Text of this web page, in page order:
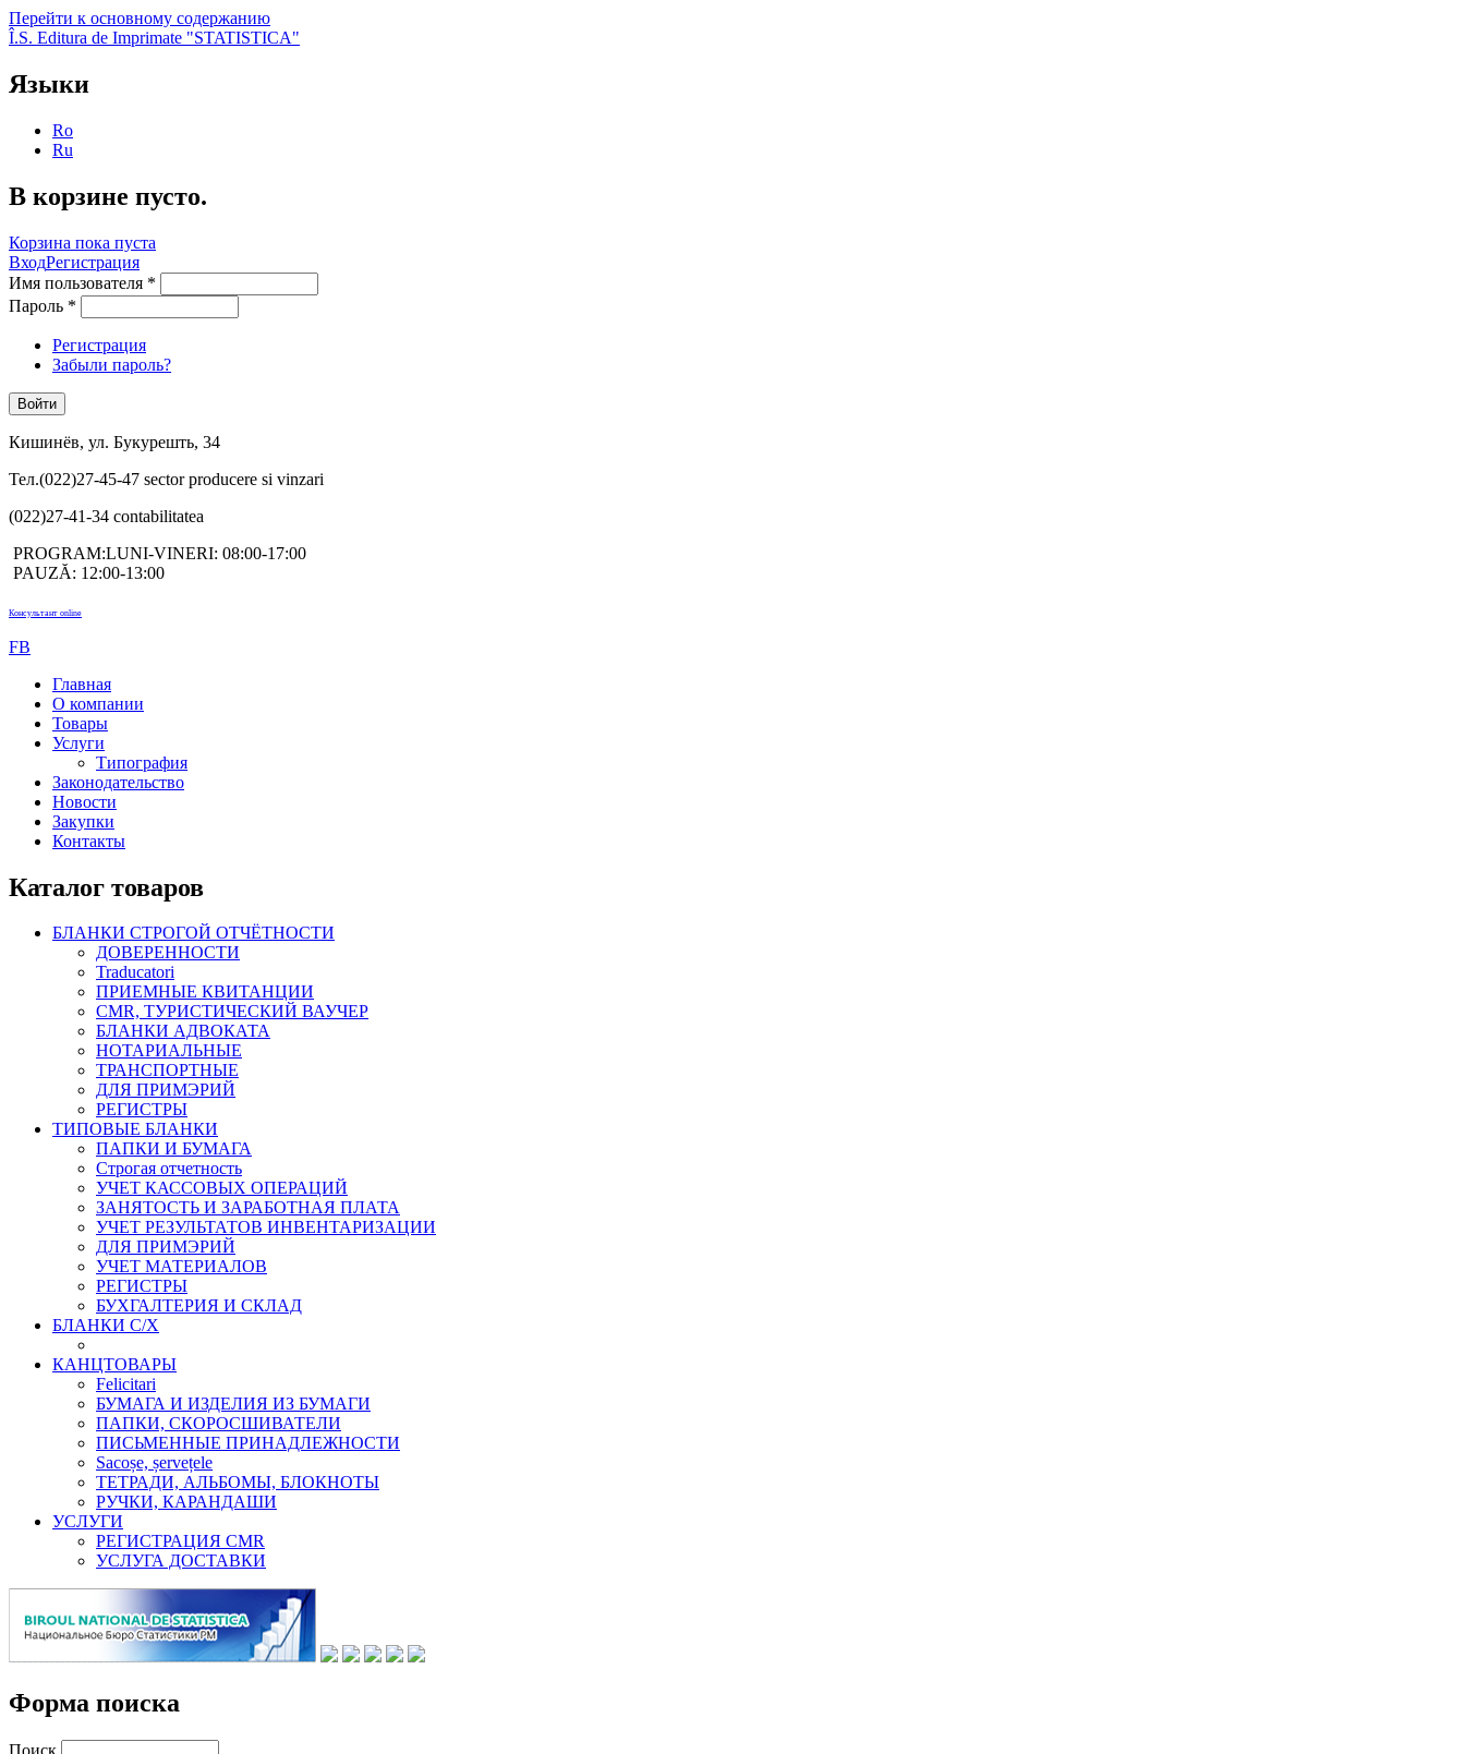
Перейти к основному содержанию
Î.S. Editura de Imprimate "STATISTICA"
Языки
Ro
Ru
В корзине пусто.
Корзина пока пуста
ВходРегистрация
Имя пользователя *
Пароль *
Регистрация
Забыли пароль?
Кишинёв, ул. Букурешть, 34
Тел.(022)27-45-47 sector producere si vinzari
(022)27-41-34 contabilitatea
PROGRAM:LUNI-VINERI: 08:00-17:00
PAUZĂ: 12:00-13:00
Консультант online
FB
Главная
О компании
Товары
Услуги
Типография
Законодательство
Новости
Закупки
Контакты
Каталог товаров
БЛАНКИ СТРОГОЙ ОТЧЁТНОСТИ
ДОВЕРЕННОСТИ
Traducatori
ПРИЕМНЫЕ КВИТАНЦИИ
CMR, ТУРИСТИЧЕСКИЙ ВАУЧЕР
БЛАНКИ АДВОКАТА
НОТАРИАЛЬНЫЕ
ТРАНСПОРТНЫЕ
ДЛЯ ПРИМЭРИЙ
РЕГИСТРЫ
ТИПОВЫЕ БЛАНКИ
ПАПКИ И БУМАГА
Строгая отчетность
УЧЕТ КАССОВЫХ ОПЕРАЦИЙ
ЗАНЯТОСТЬ И ЗАРАБОТНАЯ ПЛАТА
УЧЕТ РЕЗУЛЬТАТОВ ИНВЕНТАРИЗАЦИИ
ДЛЯ ПРИМЭРИЙ
УЧЕТ МАТЕРИАЛОВ
РЕГИСТРЫ
БУХГАЛТЕРИЯ И СКЛАД
БЛАНКИ С/Х
КАНЦТОВАРЫ
Felicitari
БУМАГА И ИЗДЕЛИЯ ИЗ БУМАГИ
ПАПКИ, СКОРОСШИВАТЕЛИ
ПИСЬМЕННЫЕ ПРИНАДЛЕЖНОСТИ
Sacoșe, șervețele
ТЕТРАДИ, АЛЬБОМЫ, БЛОКНОТЫ
РУЧКИ, КАРАНДАШИ
УСЛУГИ
РЕГИСТРАЦИЯ CMR
УСЛУГА ДОСТАВКИ
Форма поиска